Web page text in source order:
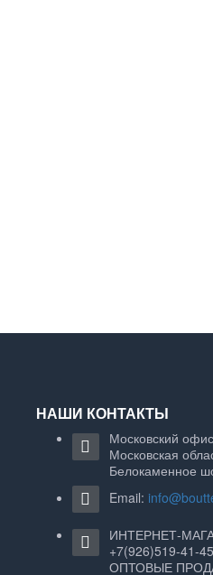
НАШИ КОНТАКТЫ
Московский
Московская
Белокаменное
Email:
ИНТЕРНЕТ-
+7(926)519-41-45
ОПТОВЫЕ